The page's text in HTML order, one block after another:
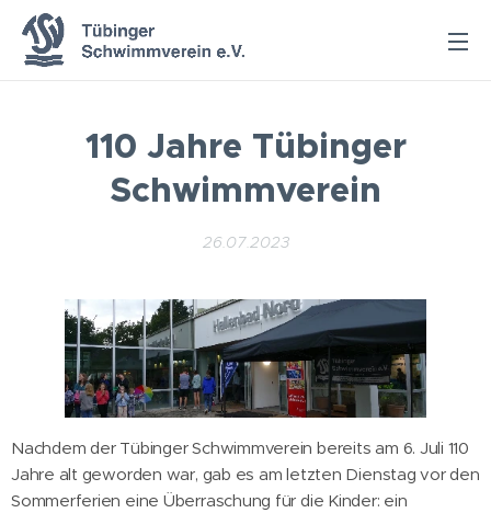
110 Jahre Tübinger
Schwimmverein
26.07.2023
Nachdem der Tübinger Schwimmverein bereits am 6. Juli 110
Jahre alt geworden war, gab es am letzten Dienstag vor den
Sommerferien eine Überraschung für die Kinder: ein